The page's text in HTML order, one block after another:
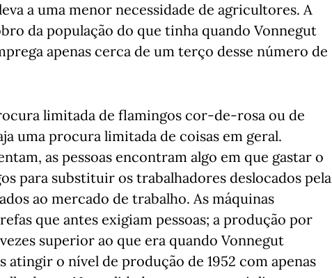
a uma menor necessidade de agricultores. A
da população do que tinha quando Vonnegut
apenas cerca de um terço desse número de
limitada de flamingos cor-de-rosa ou de
uma procura limitada de coisas em geral.
as pessoas encontram algo em que gastar o
para substituir os trabalhadores deslocados pela
ao mercado de trabalho. As máquinas
que antes exigiam pessoas; a produção por
superior ao que era quando Vonnegut
atingir o nível de produção de 1952 com apenas